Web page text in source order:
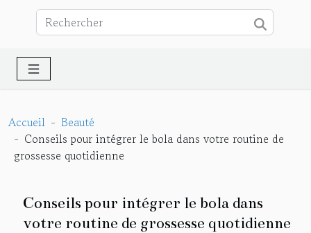
Accueil
Beauté
Conseils pour intégrer le bola dans votre routine de
grossesse quotidienne
Conseils pour intégrer le bola dans
votre routine de grossesse quotidienne